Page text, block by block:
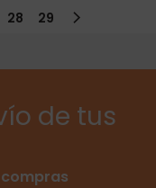
28 29
de tus
compras